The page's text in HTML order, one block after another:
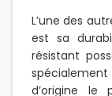
L’une des
est sa
résistant
d’origine le